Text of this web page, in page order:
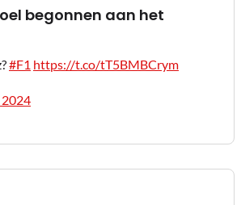
begonnen aan het
#F1 https://t.co/tT5BMBCrym
2024